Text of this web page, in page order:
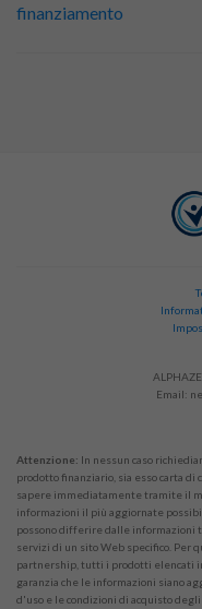
finanziamento
Email:
Attenzione: In nessun caso
prodotto finanziario, sia esso carta di
sapere immediatamente tramite il
informazioni il più aggiornate
possono differire dalle
servizi di un sito Web specifico. Per
partnership, tutti i prodotti elencati
garanzia che le informazioni siano
d'uso e le condizioni di acquisto